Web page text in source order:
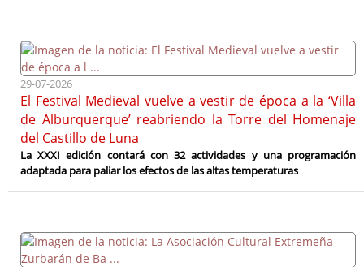
29-07-2026
El Festival Medieval vuelve a vestir de época a la ‘Villa
de Alburquerque’ reabriendo la Torre del Homenaje
del Castillo de Luna
La XXXI edición contará con 32 actividades y una programación
adaptada para paliar los efectos de las altas temperaturas